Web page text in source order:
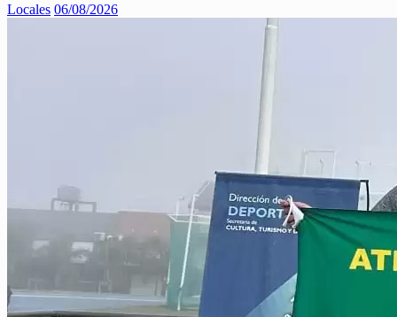
Locales 06/08/2026